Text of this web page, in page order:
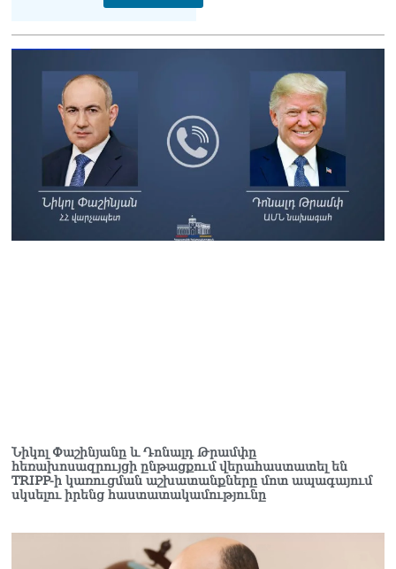
Նիկոլ Փաշինյանը և Դոնալդ Թրամփը
հեռախոսազրույցի ընթացքում վերահաստատել են
TRIPP-ի կառուցման աշխատանքները մոտ ապագայում
սկսելու իրենց հաստատակամությունը